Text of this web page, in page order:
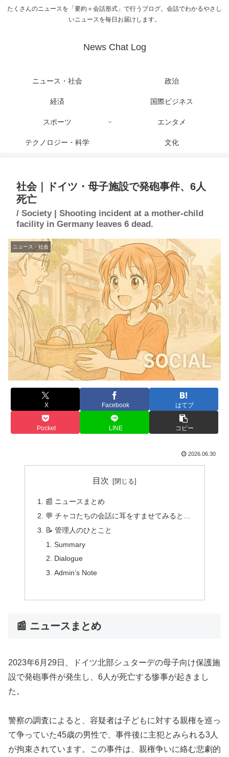
たくさんのニュースを「要約＋会話形式」で行うブログ。会話でわかるやさし
いニュースを毎日お届けします。
News Chat Log
ニュース・社会 政治
経済 国際ビジネス
スポーツ エンタメ
テクノロジー・科学 文化
社会｜ドイツ・母子施設で発砲事件、6人
死亡
/ Society | Shooting incident at a mother-child
facility in Germany leaves 6 dead.
ニュース・社会
X Facebook はてブ
Pocket LINE コピー
2026.06.30
目次
📰 ニュースまとめ
💬 チャコたちの会話に耳をすませてみると…
📝 管理人のひとこと
Summary
Dialogue
Admin’s Note
📰 ニュースまとめ
2023年6月29日、ドイツ北部シュターデの母子向け保護施
設で発砲事件が発生し、6人が死亡する惨事が起きまし
た。
警察の調査によると、容疑者は子どもに対する親権を巡っ
て争っていた45歳の男性で、事件後に主犯とみられる3人
が拘束されています。この事件は、親権争いに絡む悲劇的